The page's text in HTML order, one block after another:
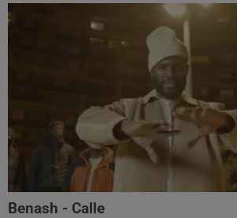
Benash - Calle